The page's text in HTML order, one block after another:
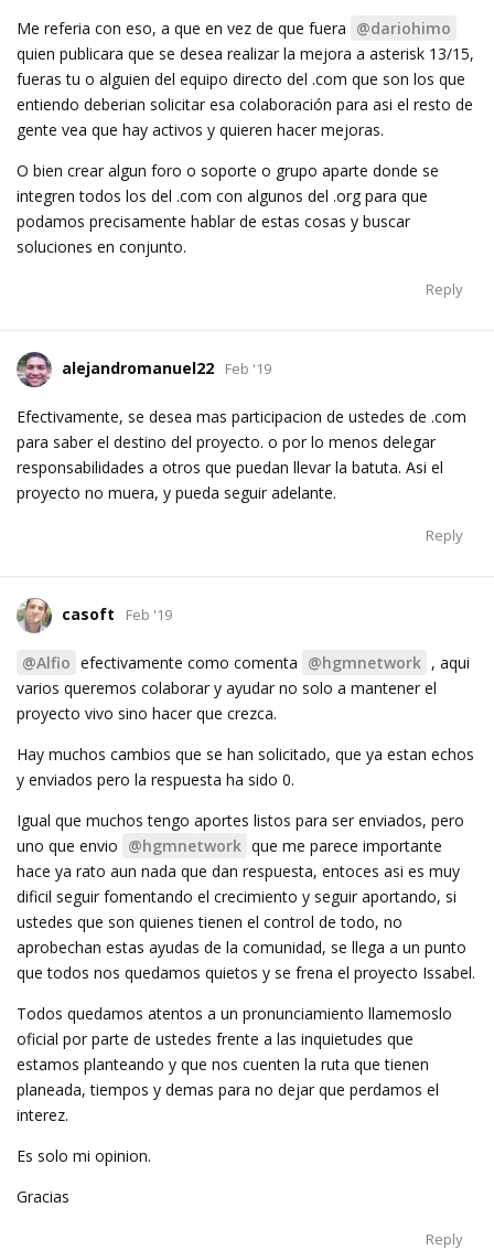
Me referia con eso, a que en vez de que fuera @dariohimo
quien publicara que se desea realizar la mejora a asterisk 13/15,
fueras tu o alguien del equipo directo del .com que son los que
entiendo deberian solicitar esa colaboración para asi el resto de
gente vea que hay activos y quieren hacer mejoras.
O bien crear algun foro o soporte o grupo aparte donde se
integren todos los del .com con algunos del .org para que
podamos precisamente hablar de estas cosas y buscar
soluciones en conjunto.
Reply
alejandromanuel22 Feb '19
Efectivamente, se desea mas participacion de ustedes de .com
para saber el destino del proyecto. o por lo menos delegar
responsabilidades a otros que puedan llevar la batuta. Asi el
proyecto no muera, y pueda seguir adelante.
Reply
casoft Feb '19
@Alfio efectivamente como comenta @hgmnetwork , aqui
varios queremos colaborar y ayudar no solo a mantener el
proyecto vivo sino hacer que crezca.
Hay muchos cambios que se han solicitado, que ya estan echos
y enviados pero la respuesta ha sido 0.
Igual que muchos tengo aportes listos para ser enviados, pero
uno que envio @hgmnetwork que me parece importante
hace ya rato aun nada que dan respuesta, entoces asi es muy
dificil seguir fomentando el crecimiento y seguir aportando, si
ustedes que son quienes tienen el control de todo, no
aprobechan estas ayudas de la comunidad, se llega a un punto
que todos nos quedamos quietos y se frena el proyecto Issabel.
Todos quedamos atentos a un pronunciamiento llamemoslo
oficial por parte de ustedes frente a las inquietudes que
estamos planteando y que nos cuenten la ruta que tienen
planeada, tiempos y demas para no dejar que perdamos el
interez.
Es solo mi opinion.
Gracias
Reply